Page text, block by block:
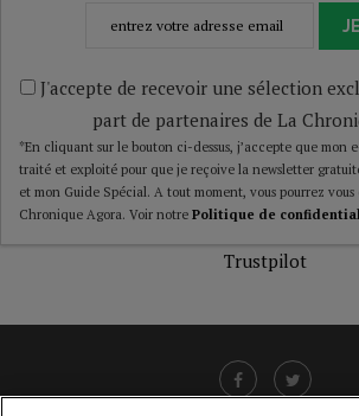
J'accepte de recevoir une sélection
part de partenaires de La
*En cliquant sur le bouton ci-dessus, j’accepte que mon
traité et exploité pour que je reçoive la newsletter
et mon Guide Spécial. A tout moment, vous pourrez vous
Chronique Agora. Voir notre Politique de
Trustpilot